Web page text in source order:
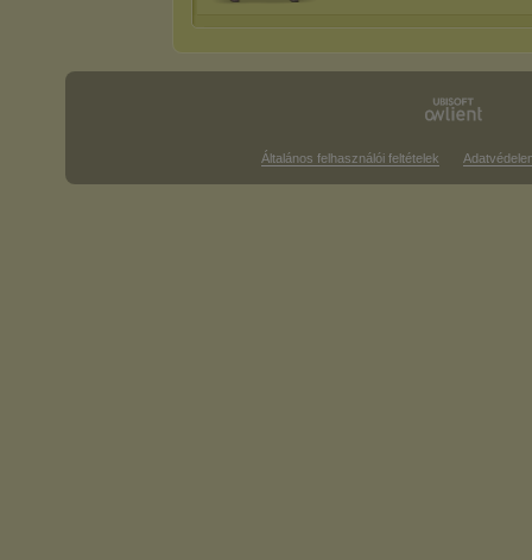
Általános felhasználói feltételek